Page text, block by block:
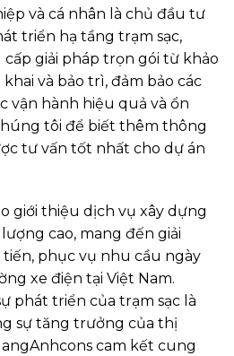
và cá nhân là chủ đầu tư
triển hạ tầng trạm sạc,
giải pháp trọn gói từ khảo
và bảo trì, đảm bảo các
vận hành hiệu quả và ổn
tôi để biết thêm thông
tư vấn tốt nhất cho dự án
giới thiệu dịch vụ xây dựng
cao, mang đến giải
tiến, phục vụ nhu cầu ngày
xe điện tại Việt Nam.
phát triển của trạm sạc là
sự tăng trưởng của thị
cam kết cung